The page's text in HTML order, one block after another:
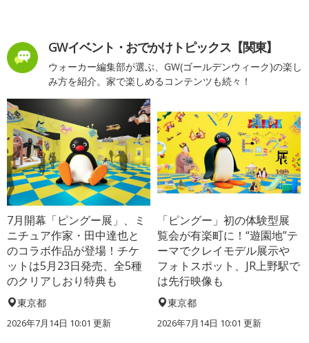
GWイベント・おでかけトピックス【関東】
ウォーカー編集部が選ぶ、GW(ゴールデンウィーク)の楽し
み方を紹介。家で楽しめるコンテンツも続々！
7月開幕「ピングー展」、ミ
ニチュア作家・田中達也と
のコラボ作品が登場！チケ
ットは5月23日発売、全5種
のクリアしおり特典も
東京都
2026年7月14日 10:01 更新
「ピングー」初の体験型展
覧会が有楽町に！“遊園地”テ
ーマでクレイモデル展示や
フォトスポット、JR上野駅で
は先行映像も
東京都
2026年7月14日 10:01 更新